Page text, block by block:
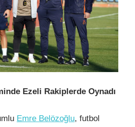
Ezeli Rakiplerde Oynadı
Emre Belözoğlu, futbol